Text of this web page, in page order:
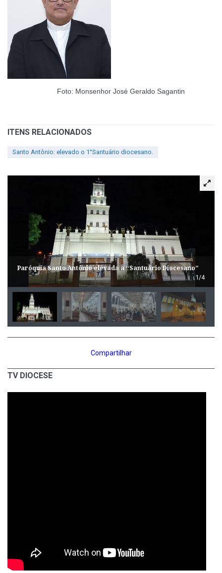
Foto: Monsenhor José Geraldo Sagantin
ITENS RELACIONADOS
Santo Antônio: elevado o 1°Santuário diocesano.
Paróquia Santo Antônio elevada a “Santuário Diocesano”
1/4
Compartilhar
TV DIOCESE